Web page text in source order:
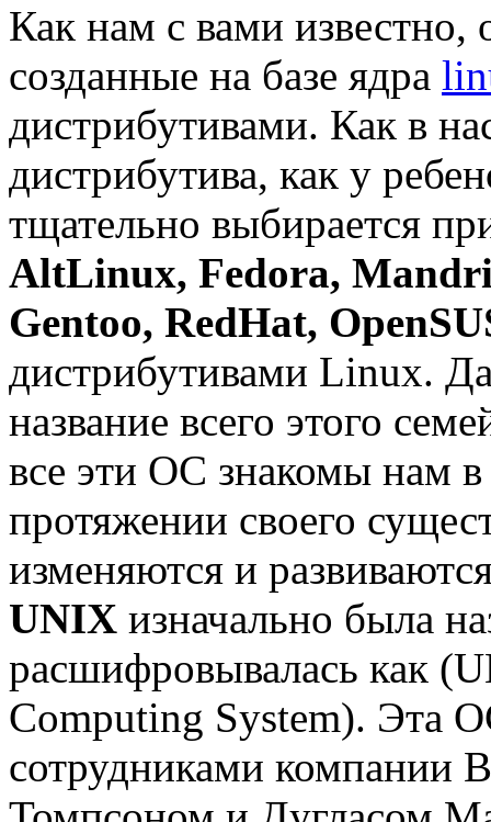
Как нам с вами
созданные на базе ядра
дистрибутивами. Как в
дистрибутива, как у
тщательно выбирается
AltLinux, Fedora,
Gentoo, RedHat,
дистрибутивами Linux.
название всего этого
все эти ОС знакомы нам в
протяжении своего
изменяются и
UNIX изначально была
расшифровывалась как
Computing System). Эта
сотрудниками компании